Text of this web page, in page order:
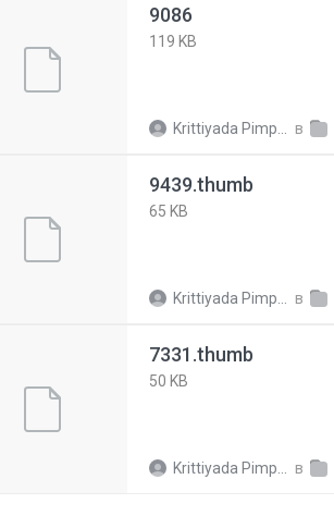
9086
119 KB
Krittiyada Pimpalai в
9439.thumb
65 KB
Krittiyada Pimpalai в
7331.thumb
50 KB
Krittiyada Pimpalai в